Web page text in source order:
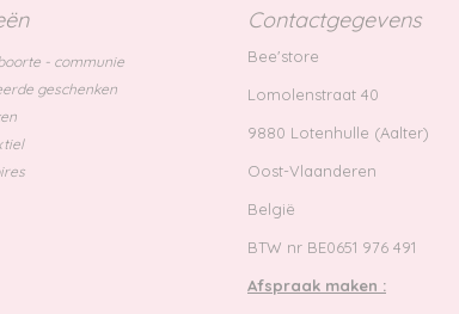
- communie
geschenken
Contactgegevens
Bee'store
Lomolenstraat 40
9880 Lotenhulle (Aalter)
Oost-Vlaanderen
België
BTW nr BE0651 976 491
Afspraak maken :